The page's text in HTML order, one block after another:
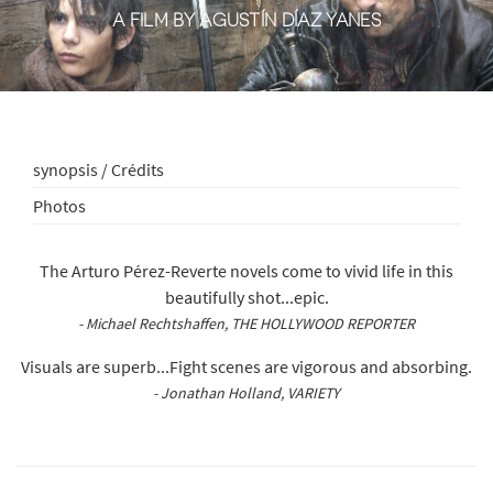
A FILM BY AGUSTÍN DÍAZ YANES
synopsis / Crédits
Photos
The Arturo Pérez-Reverte novels come to vivid life in this
beautifully shot...epic.
- Michael Rechtshaffen, THE HOLLYWOOD REPORTER
Visuals are superb...Fight scenes are vigorous and absorbing.
- Jonathan Holland, VARIETY